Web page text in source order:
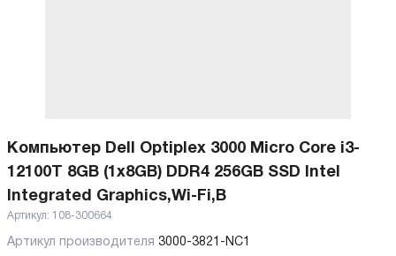
Компьютер Dell Optiplex 3000 Micro Core i3-
12100T 8GB (1x8GB) DDR4 256GB SSD Intel
Integrated Graphics,Wi-Fi,B
Артикул: 108-300664
Артикул производителя 3000-3821-NC1